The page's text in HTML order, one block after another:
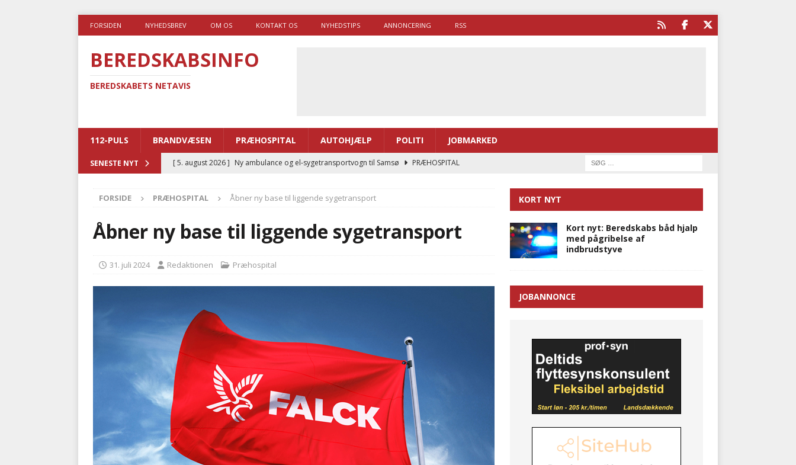
FORSIDEN NYHEDSBREV OM OS KONTAKT OS NYHEDSTIPS ANNONCERING RSS
BEREDSKABSINFO
BEREDSKABETS NETAVIS
112-PULS BRANDVÆSEN PRÆHOSPITAL AUTOHJÆLP POLITI JOBMARKED
SENESTE NYT [ 5. august 2026 ] Ny ambulance og el-sygetransportvogn til Samsø
PRÆHOSPITAL
BRANDVÆSEN
[ 4. august 2026 ]
Ny treårig politiuddannelse skal ruste betjentene til mere kompleks
[ 3. august 2026 ] Kommunerne driver flere brandstationer, mens Falcks andel fortsætter
i det offentlige
FORSIDE PRÆHOSPITAL Åbner ny base til liggende sygetransport
Åbner ny base til liggende sygetransport
31. juli 2024 Redaktionen Præhospital
KORT NYT
Kort nyt: Beredskabs båd hjalp
med pågribelse af
indbrudstyve
JOBANNONCE